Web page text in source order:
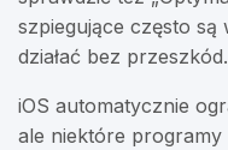
szpiegujące często są
działać bez przeszkód.
iOS automatycznie
ale niektóre programy